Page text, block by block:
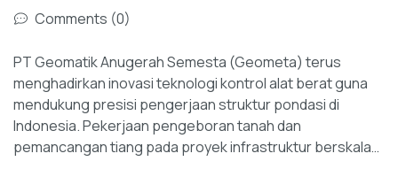
Comments (0)
PT Geomatik Anugerah Semesta (Geometa) terus
menghadirkan inovasi teknologi kontrol alat berat guna
mendukung presisi pengerjaan struktur pondasi di
Indonesia. Pekerjaan pengeboran tanah dan
pemancangan tiang pada proyek infrastruktur berskala…